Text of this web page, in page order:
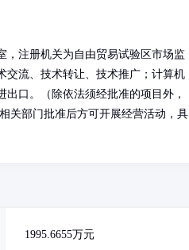
，注册机关为自由贸易试验区市场监
交流、技术转让、技术推广；计算机
口。（除依法须经批准的项目外，
关部门批准后方可开展经营活动，具
1995.6655万元